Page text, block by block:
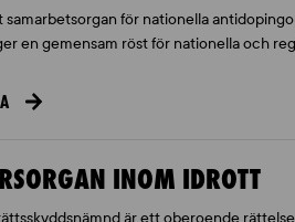
samarbetsorgan för nationella
en gemensam röst för nationella och
INOM IDROTT
är ett oberoende